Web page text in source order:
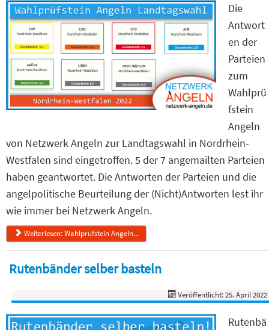
Die
Antwort
en der
Parteien
zum
Wahlprü
fstein
Angeln
von Netzwerk Angeln zur Landtagswahl in Nordrhein-
Westfalen sind eingetroffen. 5 der 7 angemailten Parteien
haben geantwortet. Die Antworten der Parteien und die
angelpolitische Beurteilung der (Nicht)Antworten lest ihr
wie immer bei Netzwerk Angeln.
Weiterlesen: Wahlprüfstein Angeln...
Rutenbänder selber basteln
Veröffentlicht: 25. April 2022
Rutenbä